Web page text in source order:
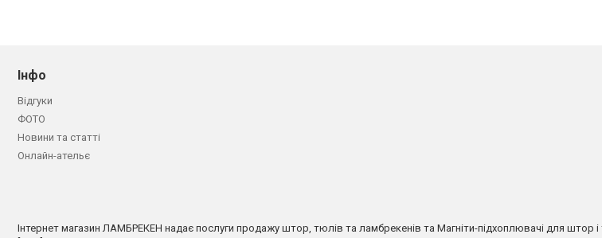
Інфо
Відгуки
ФОТО
Новини та статті
Онлайн-ательє
Інтернет магазин ЛАМБРЕКЕН надає послуги продажу штор, тюлів та ламбрекенів та Магніти-підхоплювачі для